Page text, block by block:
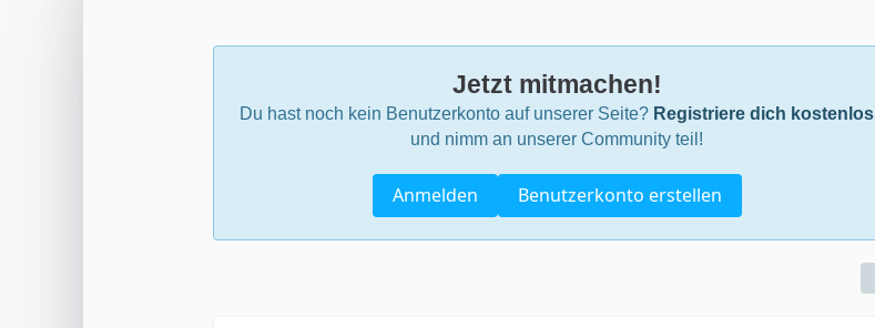
Jetzt mitmachen!
Du hast noch kein Benutzerkonto auf unserer Seite? Registriere dich kostenlos
und nimm an unserer Community teil!
Benutzerkonto erstellen
Anmelden